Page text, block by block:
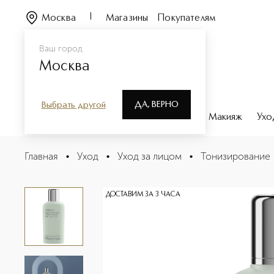
Ваш город
Москва
Выбрать другой ДА, ВЕРНО
Москва Магазины Покупателям
Парфюмерия Макияж
SKIN CARE CLEANY FIRMING LOTION MIXED AND
Описание
Главная • Уход • Уход за лицом • Тонизирование
ДОСТАВИМ ЗА 3 ЧАСА